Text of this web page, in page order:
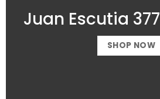
Juan Escutia 377
SHOP NOW